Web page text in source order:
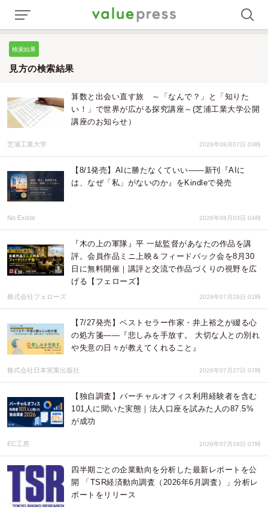
検索結果
見方の検索結果
算数と出会い直す旅 ～「なんで？」と「知りた
い！」で世界が広がる探究講座～(芝浦工業大学公開
講座のお知らせ）
芝浦工業大学 2026年08月07日 03時
【8/1発売】AIに勝たなくていい——新刊『AIに
は、なぜ「私」がないのか』をKindleで発売
No Existe 2026年08月03日 04時
『木の上の軍隊』平 一紘監督があなたの作品を講
評。会員作品ミニ上映＆フィードバック会を8月30
日に無料開催｜講評と交流で作品づくりの視野を広
げる【フェローズ】
株式会社フェローズ 2026年07月28日 01時
【7/27発売】ベストセラー作家・井上裕之が綴る心
の処方箋——『悲しみを手放す。 大切な人との別れ
や失意の日々が教えてくれること』
株式会社日本実業出版社 2026年07月27日 07時
【独自調査】バーチャルオフィス利用経験者を含む
101人に聞いた実態｜法人口座を試みた人の87.5%
が成功
EC工房 2026年07月18日 07時
四半期ごとの企業動向を分析した最新レポートを公
開 「TSR経済動向調査（2026年6月調査）」分析レ
ポートをリリース